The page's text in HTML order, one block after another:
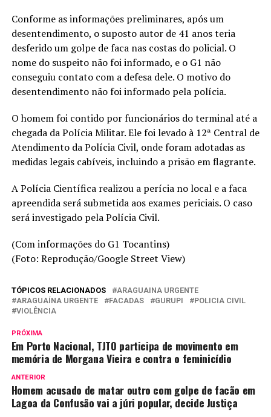
Conforme as informações preliminares, após um
desentendimento, o suposto autor de 41 anos teria
desferido um golpe de faca nas costas do policial. O
nome do suspeito não foi informado, e o G1 não
conseguiu contato com a defesa dele. O motivo do
desentendimento não foi informado pela polícia.
O homem foi contido por funcionários do terminal até a
chegada da Polícia Militar. Ele foi levado à 12ª Central de
Atendimento da Polícia Civil, onde foram adotadas as
medidas legais cabíveis, incluindo a prisão em flagrante.
A Polícia Científica realizou a perícia no local e a faca
apreendida será submetida aos exames periciais. O caso
será investigado pela Polícia Civil.
(Com informações do G1 Tocantins)
(Foto: Reprodução/Google Street View)
TÓPICOS RELACIONADOS
ARAGUAINA URGENTE
ARAGUAÍNA URGENTE
FACADAS GURUPI
POLICIA CIVIL
VIOLÊNCIA
PRÓXIMA
Em Porto Nacional, TJTO participa de movimento em
memória de Morgana Vieira e contra o feminicídio
ANTERIOR
Homem acusado de matar outro com golpe de facão em
Lagoa da Confusão vai a júri popular, decide Justiça